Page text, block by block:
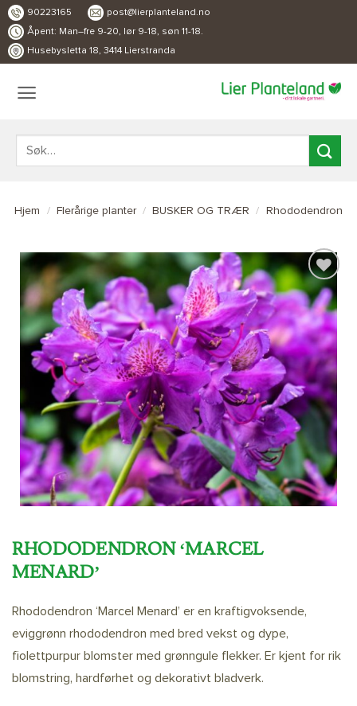
Skip
to
content
90223165
post@lierplanteland.no
Åpent: Man–fre 9-20, lør 9-18, søn 11-18.
Husebysletta 18, 3414 Lierstranda
Søk
etter:
Hjem / Flerårige planter / BUSKER OG TRÆR / Rhododendron
LEGG TIL
ØNSKELISTE
RHODODENDRON ‘MARCEL
MENARD’
Rhododendron ‘Marcel Menard’ er en kraftigvoksende,
eviggrønn rhododendron med bred vekst og dype,
fiolettpurpur blomster med grønngule flekker. Er kjent for rik
blomstring, hardførhet og dekorativt bladverk.